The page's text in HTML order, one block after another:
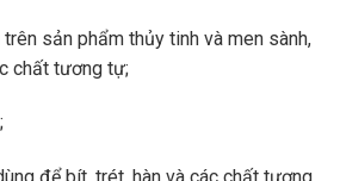
sản phẩm thủy tinh và men sành,
chất tương tự;